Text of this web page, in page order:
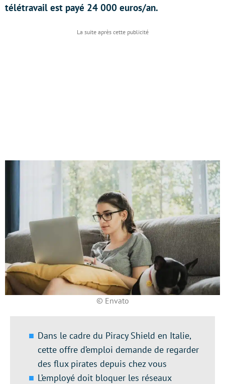
télétravail est payé 24 000 euros/an.
© Envato
Dans le cadre du Piracy Shield en Italie,
cette offre d’emploi demande de regarder
des flux pirates depuis chez vous
L’employé doit bloquer les réseaux